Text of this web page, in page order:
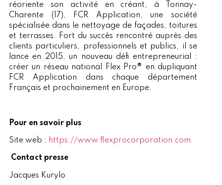
réoriente son activité en créant, à Tonnay-
Charente (17), FCR Application, une société
spécialisée dans le nettoyage de façades, toitures
et terrasses. Fort du succès rencontré auprès des
clients particuliers, professionnels et publics, il se
lance en 2015, un nouveau défi entrepreneurial :
créer un réseau national Flex Pro® en dupliquant
FCR Application dans chaque département
Français et prochainement en Europe.
Pour en savoir plus
Site web : https://www.flexprocorporation.com
Contact presse
Jacques Kurylo